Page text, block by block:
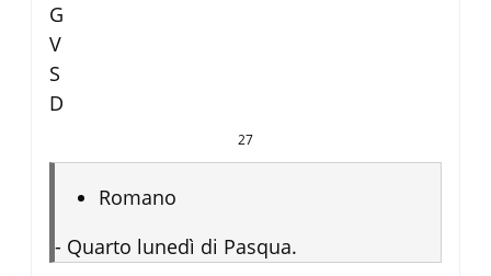
G
V
S
D
27
Romano
- Quarto lunedì di Pasqua.